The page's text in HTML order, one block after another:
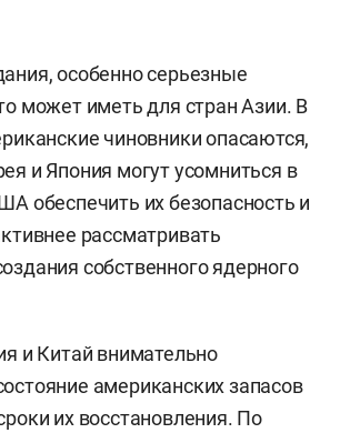
особенно серьезные
может иметь для стран Азии. В
чиновники опасаются,
и Япония могут усомниться в
обеспечить их безопасность и
рассматривать
собственного ядерного
и Китай внимательно
американских запасов
их восстановления. По